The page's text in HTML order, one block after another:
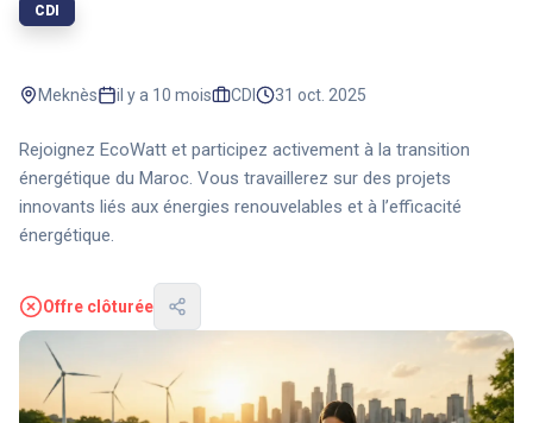
CDI
Meknès il y a 10 mois CDI 31 oct. 2025
Rejoignez EcoWatt et participez activement à la transition
énergétique du Maroc. Vous travaillerez sur des projets
innovants liés aux énergies renouvelables et à l’efficacité
énergétique.
Offre clôturée